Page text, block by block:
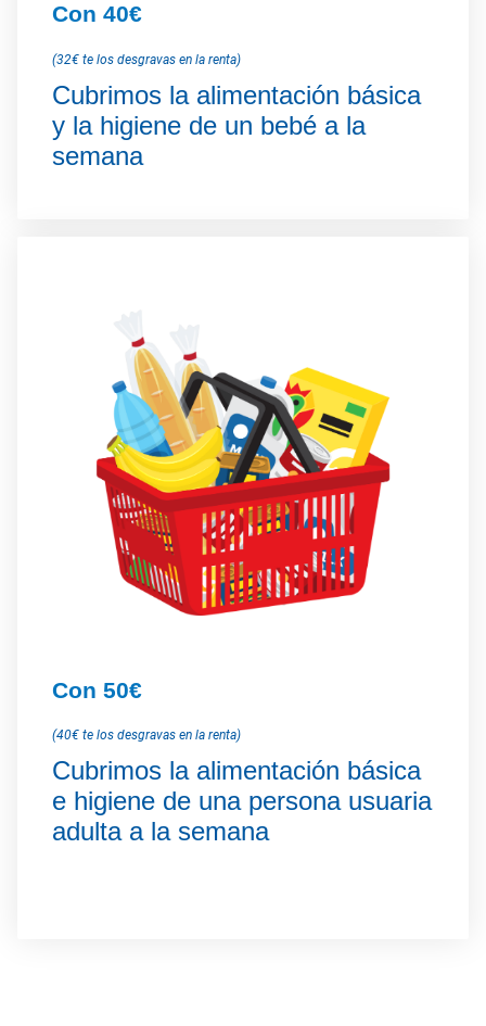
Con 40€
(32€ te los desgravas en la renta)
Cubrimos la alimentación básica
y la higiene de un bebé a la
semana
Con 50€
(40€ te los desgravas en la renta)
Cubrimos la alimentación básica
e higiene de una persona usuaria
adulta a la semana